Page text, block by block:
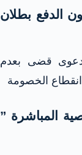
الدفع بطلان
قضى بعدم
انقطاع الخصومة
المباشرة ”